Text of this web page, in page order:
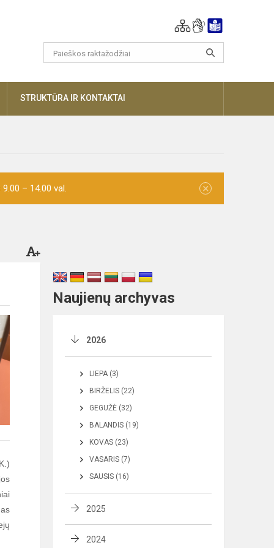
STRUKTŪRA IR KONTAKTAI
– 14.00 val. ×
Naujienų archyvas
2026
LIEPA (3)
BIRŽELIS (22)
GEGUŽĖ (32)
BALANDIS (19)
KOVAS (23)
VASARIS (7)
SAUSIS (16)
2025
2024